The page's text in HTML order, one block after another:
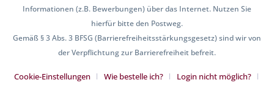
Informationen (z.B. Bewerbungen) über das Internet. Nutzen Sie
hierfür bitte den Postweg.
Gemäß § 3 Abs. 3 BFSG (Barrierefreiheitsstärkungsgesetz) sind wir von
der Verpflichtung zur Barrierefreiheit befreit.
Cookie-Einstellungen Wie bestelle ich?
Login nicht möglich?